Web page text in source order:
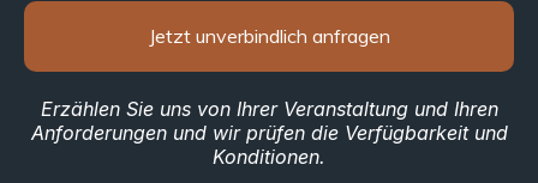
Jetzt unverbindlich anfragen
Erzählen Sie uns von Ihrer Veranstaltung und Ihren
Anforderungen und wir prüfen die Verfügbarkeit und
Konditionen.